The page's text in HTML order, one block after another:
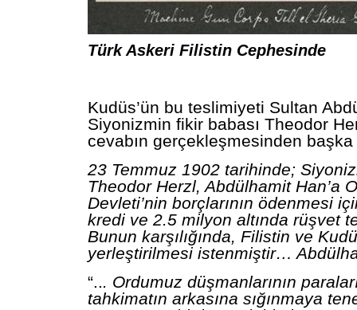
Türk Askeri Filistin Cephesinde
Kudüs’ün bu teslimiyeti Sultan
Siyonizmin fikir babası Theodor
cevabın gerçekleşmesinden
23 Temmuz 1902 tarihinde;
Theodor Herzl, Abdülhamit Han’a
Devleti’nin borçlarının ödenmesi
kredi ve 2.5 milyon altında rüşvet
Bunun karşılığında, Filistin ve
yerleştirilmesi istenmiştir…
“... Ordumuz düşmanlarının
tahkimatın arkasına sığınmaya